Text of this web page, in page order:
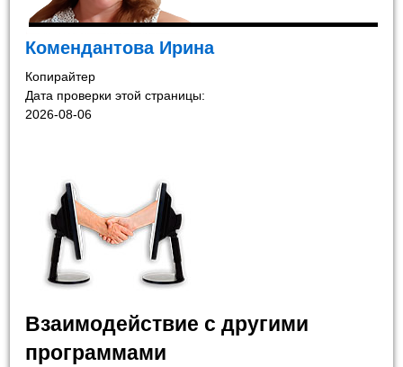
Комендантова Ирина
Копирайтер
Дата проверки этой страницы:
2026-08-06
Взаимодействие с другими
программами